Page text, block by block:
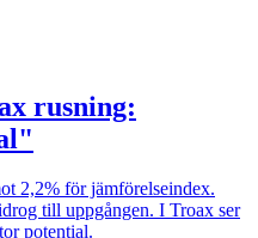
rusning:
2,2% för jämförelseindex.
till uppgången. I Troax ser
potential.